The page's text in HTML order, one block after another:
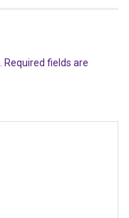
Required fields are